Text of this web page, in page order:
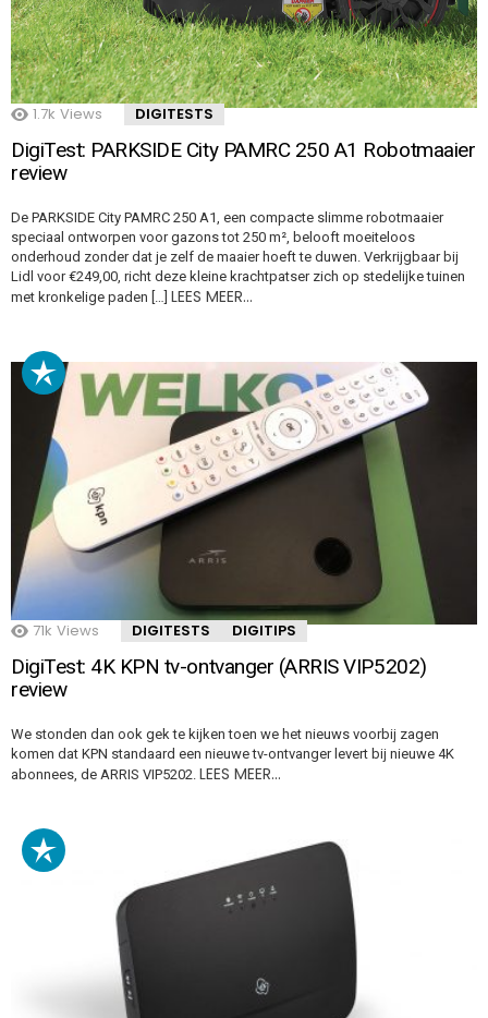
1.7k Views DIGITESTS
DigiTest: PARKSIDE City PAMRC 250 A1 Robotmaaier
review
De PARKSIDE City PAMRC 250 A1, een compacte slimme robotmaaier
speciaal ontworpen voor gazons tot 250 m², belooft moeiteloos
onderhoud zonder dat je zelf de maaier hoeft te duwen. Verkrijgbaar bij
Lidl voor €249,00, richt deze kleine krachtpatser zich op stedelijke tuinen
met kronkelige paden […] LEES MEER…
71k Views DIGITESTS DIGITIPS
DigiTest: 4K KPN tv-ontvanger (ARRIS VIP5202)
review
We stonden dan ook gek te kijken toen we het nieuws voorbij zagen
komen dat KPN standaard een nieuwe tv-ontvanger levert bij nieuwe 4K
abonnees, de ARRIS VIP5202. LEES MEER…